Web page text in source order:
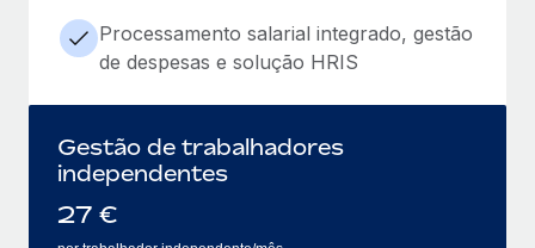
Processamento salarial integrado, gestão
de despesas e solução HRIS
Gestão de trabalhadores
independentes
27 €